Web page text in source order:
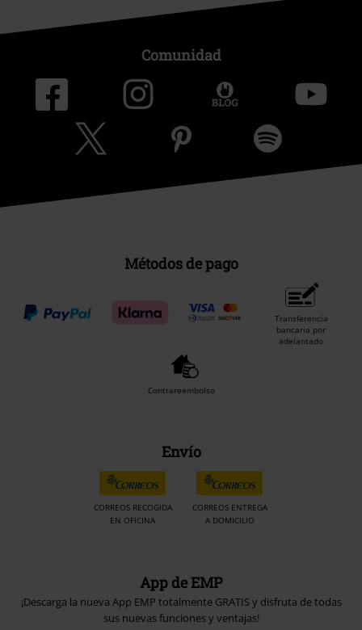
Comunidad
Métodos de pago
Transferencia
bancaria por
adelantado
Contrareembolso
Envío
CORREOS RECOGIDA
EN OFICINA
CORREOS ENTREGA
A DOMICILIO
App de EMP
¡Descarga la nueva App EMP totalmente GRATIS y disfruta de todas
sus nuevas funciones y ventajas!